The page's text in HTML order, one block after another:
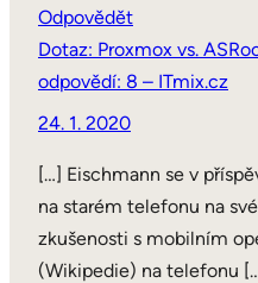
Odpovědět
Dotaz: Proxmox vs.
odpovědí: 8 – ITmix.cz
24. 1. 2020
[…] Eischmann se v
na starém telefonu na
zkušenosti s mobilním
(Wikipedie) na telefonu